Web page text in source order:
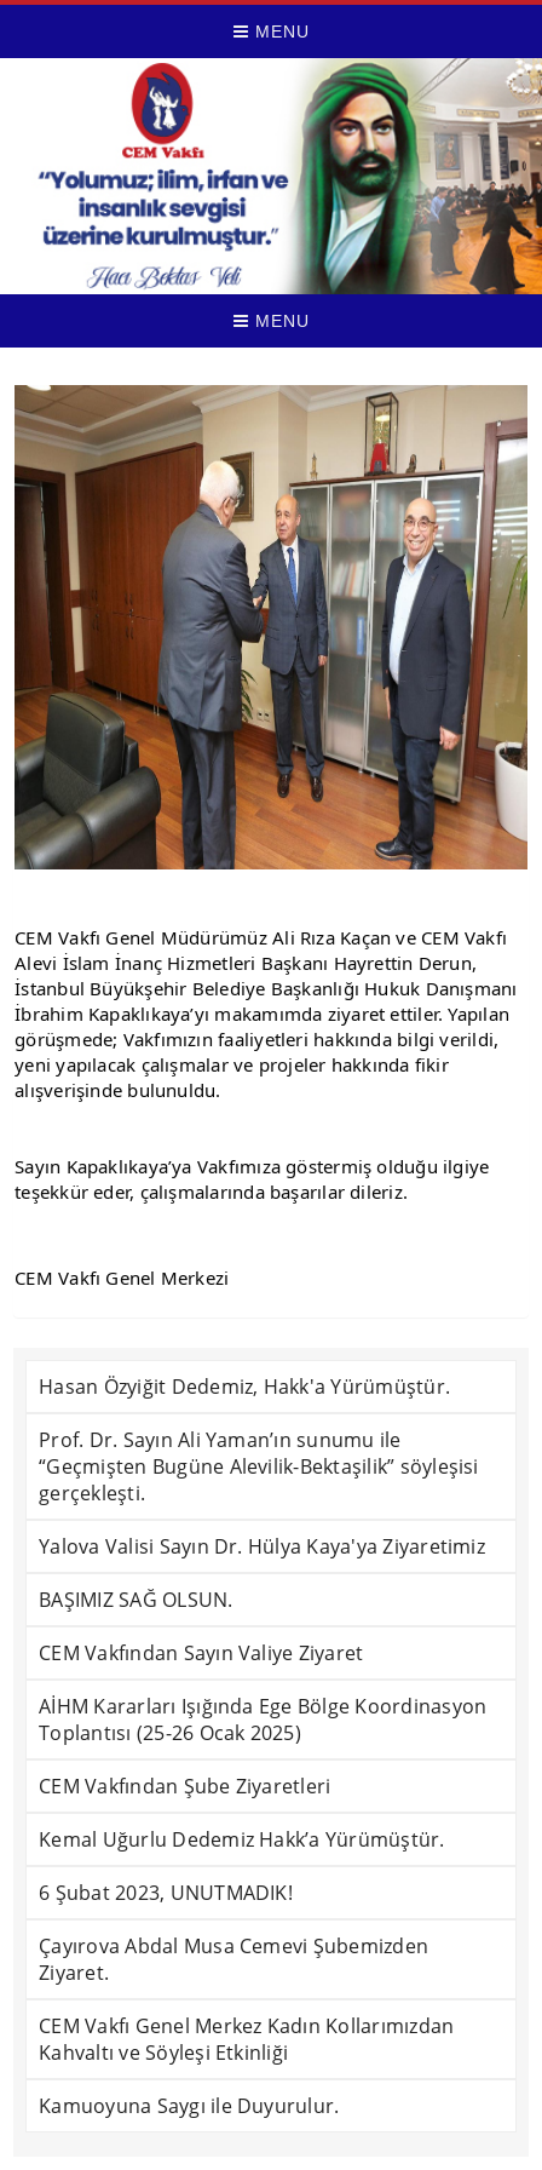
MENU
MENU
CEM Vakfı Genel Müdürümüz Ali Rıza Kaçan ve CEM Vakfı
Alevi İslam İnanç Hizmetleri Başkanı Hayrettin Derun,
İstanbul Büyükşehir Belediye Başkanlığı Hukuk Danışmanı
İbrahim Kapaklıkaya’yı makamımda ziyaret ettiler. Yapılan
görüşmede; Vakfımızın faaliyetleri hakkında bilgi verildi,
yeni yapılacak çalışmalar ve projeler hakkında fikir
alışverişinde bulunuldu.
Sayın Kapaklıkaya’ya Vakfımıza göstermiş olduğu ilgiye
teşekkür eder, çalışmalarında başarılar dileriz.
CEM Vakfı Genel Merkezi
Hasan Özyiğit Dedemiz, Hakk'a Yürümüştür.
Prof. Dr. Sayın Ali Yaman’ın sunumu ile
“Geçmişten Bugüne Alevilik-Bektaşilik” söyleşisi
gerçekleşti.
Yalova Valisi Sayın Dr. Hülya Kaya'ya Ziyaretimiz
BAŞIMIZ SAĞ OLSUN.
CEM Vakfından Sayın Valiye Ziyaret
AİHM Kararları Işığında Ege Bölge Koordinasyon
Toplantısı (25-26 Ocak 2025)
CEM Vakfından Şube Ziyaretleri
Kemal Uğurlu Dedemiz Hakk’a Yürümüştür.
6 Şubat 2023, UNUTMADIK!
Çayırova Abdal Musa Cemevi Şubemizden
Ziyaret.
CEM Vakfı Genel Merkez Kadın Kollarımızdan
Kahvaltı ve Söyleşi Etkinliği
Kamuoyuna Saygı ile Duyurulur.